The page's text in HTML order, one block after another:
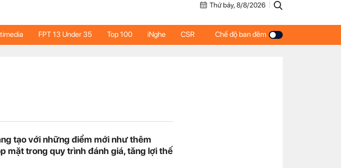
Thứ bảy, 8/8/2026
FPT 13 Under 35 Top 100 iNghe CSR Chế độ ban đêm
tạo với những điểm mới như thêm
mặt trong quy trình đánh giá, tăng lợi thế